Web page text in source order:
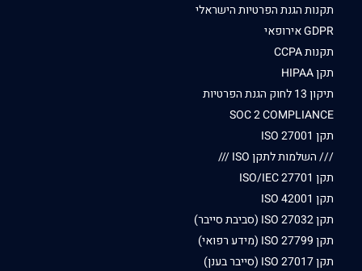
תקנות הגנת הפרטיות הישראלי
GDPR אירופאי
תקנות CCPA
תקן HIPAA
תיקון 13 לחוק הגנת הפרטיות
SOC 2 COMPLIANCE
תקן ISO 27001
/// השלמות לתקן ISO ///
תקן ISO/IEC 27701
תקן ISO 42001
תקן ISO 27032 (סביבת סייבר)
תקן ISO 27799 (מידע רפואי)
תקן ISO 27017 (סייבר בענן)